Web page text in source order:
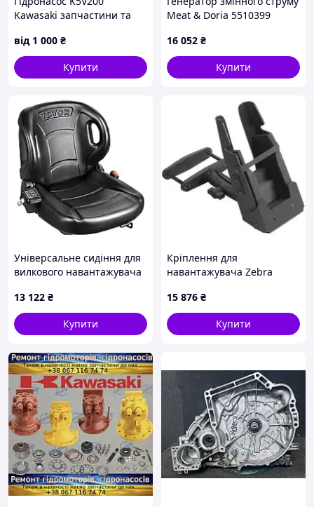
Kawasaki запчастини та
від 1 000 ₴
Купити
Meat & Doria 5510399
16 052 ₴
Купити
Універсальне сидіння для
вилкового навантажувача
трактора з регульованою
спинкою,
мікроперемикачем та
13 122 ₴
Купити
Кріплення для
навантажувача Zebra
15 876 ₴
Купити